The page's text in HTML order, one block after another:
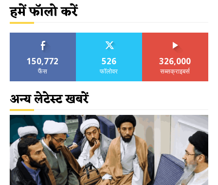
हमें फॉलो करें
150,772
फैंस
526
फॉलोवर
326,000
सब्सक्राइबर्स
अन्य लेटेस्ट खबरें